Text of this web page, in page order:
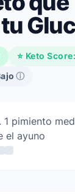
⭐ Keto Score:
ⓘ
1 pimiento
el ayuno